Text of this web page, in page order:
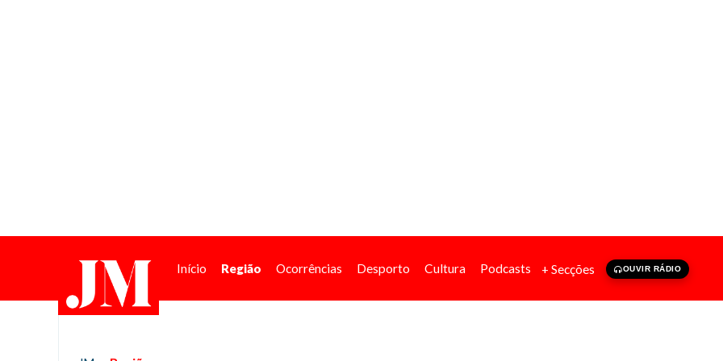
Início Região Ocorrências Desporto Cultura Podcasts + Secções OUVIR RÁDIO